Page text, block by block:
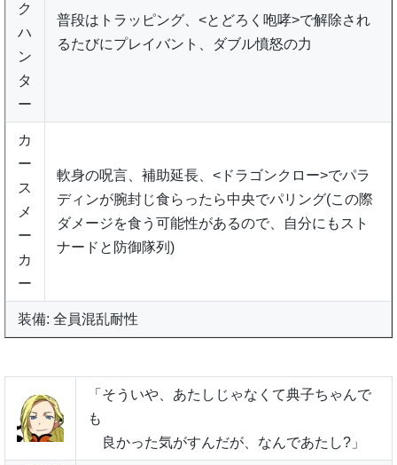
ク
ハ
ン
タ
ー
普段はトラッピング、<とどろく咆哮>で解除され
るたびにプレイバント、ダブル憤怒の力
カ
ー
ス
メ
ー
カ
ー
軟身の呪言、補助延長、<ドラゴンクロー>でパラ
ディンが腕封じ食らったら中央でパリング(この際
ダメージを食う可能性があるので、自分にもスト
ナードと防御隊列)
装備: 全員混乱耐性
「そういや、あたしじゃなくて典子ちゃんで
も
良かった気がすんだが、なんであたし?」